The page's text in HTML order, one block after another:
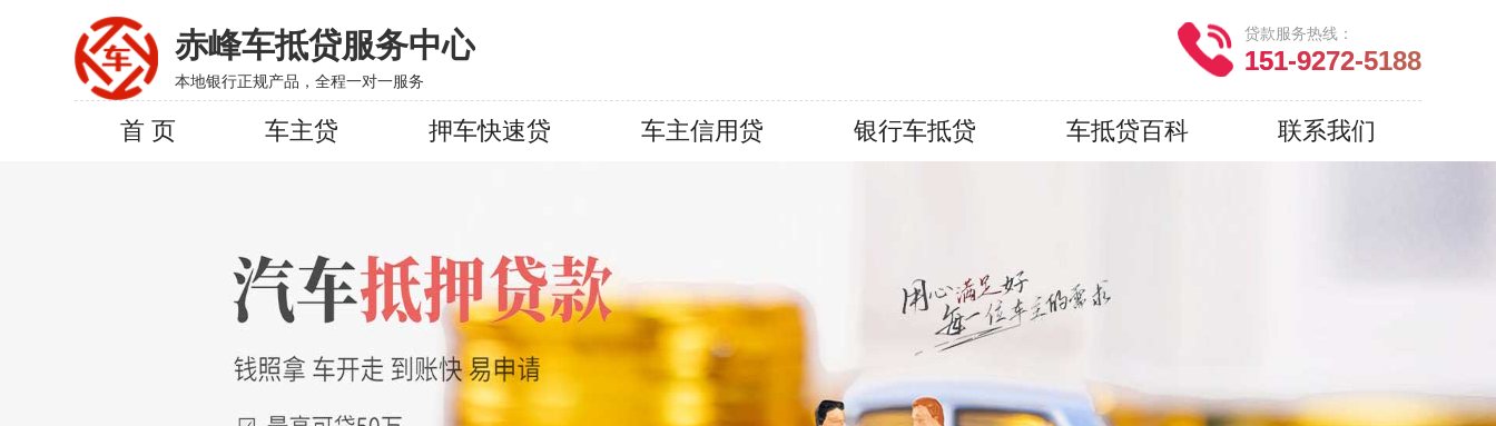
赤峰车抵贷服务中心
本地银行正规产品，全程一对一服务
贷款服务热线：
151-9272-5188
首 页 车主贷 押车快速贷 车主信用贷 银行车抵贷 车抵贷百科 联系我们